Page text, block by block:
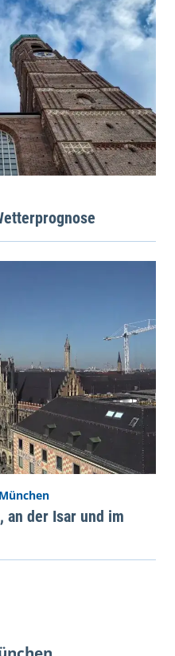
an der Isar und im